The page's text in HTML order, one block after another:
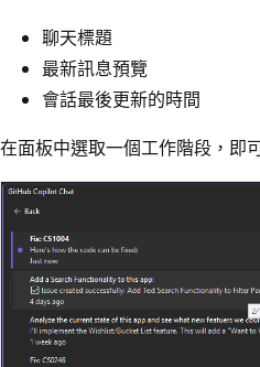
聊天標題
最新訊息預覽
會話最後更新的時間
在面板中選取一個工作階段，即